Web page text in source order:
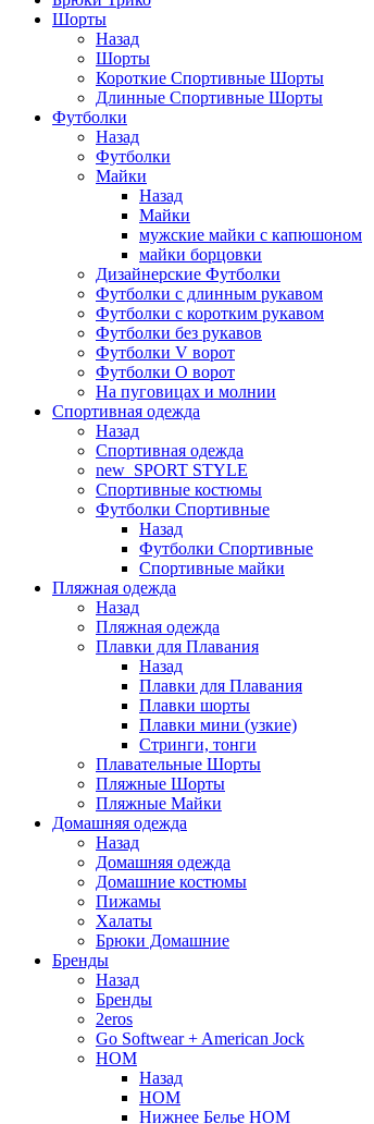
Шорты
Назад
Шорты
Короткие Спортивные Шорты
Длинные Спортивные Шорты
Футболки
Назад
Футболки
Майки
Назад
Майки
мужские майки с капюшоном
майки борцовки
Дизайнерские Футболки
Футболки с длинным рукавом
Футболки с коротким рукавом
Футболки без рукавов
Футболки V ворот
Футболки O ворот
На пуговицах и молнии
Спортивная одежда
Назад
Спортивная одежда
new_SPORT STYLE
Спортивные костюмы
Футболки Спортивные
Назад
Футболки Спортивные
Спортивные майки
Пляжная одежда
Назад
Пляжная одежда
Плавки для Плавания
Назад
Плавки для Плавания
Плавки шорты
Плавки мини (узкие)
Стринги, тонги
Плавательные Шорты
Пляжные Шорты
Пляжные Майки
Домашняя одежда
Назад
Домашняя одежда
Домашние костюмы
Пижамы
Халаты
Брюки Домашние
Бренды
Назад
Бренды
2eros
Go Softwear + American Jock
HOM
Назад
HOM
Нижнее Белье HOM